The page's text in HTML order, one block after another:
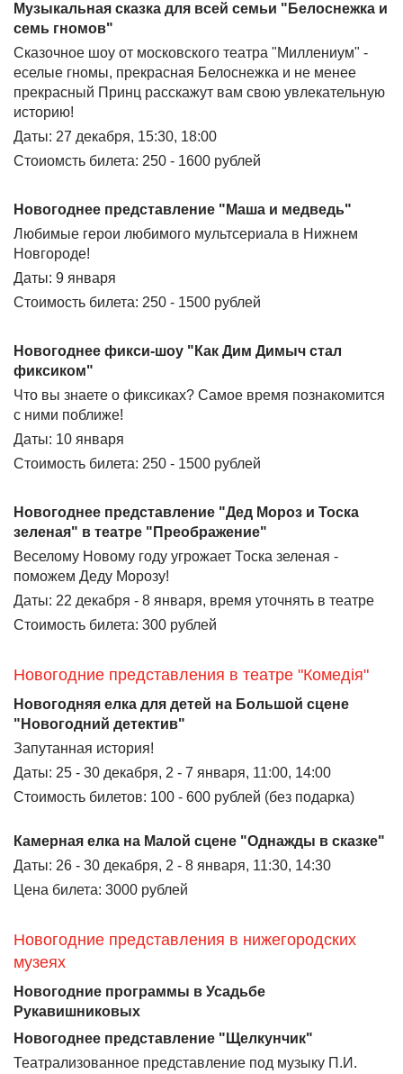
Музыкальная сказка для всей семьи "Белоснежка и
семь гномов"
Сказочное шоу от московского театра "Миллениум" -
еселые гномы, прекрасная Белоснежка и не менее
прекрасный Принц расскажут вам свою увлекательную
историю!
Даты: 27 декабря, 15:30, 18:00
Стоиомсть билета: 250 - 1600 рублей
Новогоднее представление "Маша и медведь"
Любимые герои любимого мультсериала в Нижнем
Новгороде!
Даты: 9 января
Стоимость билета: 250 - 1500 рублей
Новогоднее фикси-шоу "Как Дим Димыч стал
фиксиком"
Что вы знаете о фиксиках? Самое время познакомится
с ними поближе!
Даты: 10 января
Стоимость билета: 250 - 1500 рублей
Новогоднее представление "Дед Мороз и Тоска
зеленая" в театре "Преображение"
Веселому Новому году угрожает Тоска зеленая -
поможем Деду Морозу!
Даты: 22 декабря - 8 января, время уточнять в театре
Стоимость билета: 300 рублей
Новогодние представления в театре "Комедiя"
Новогодняя елка для детей на Большой сцене
"Новогодний детектив"
Запутанная история!
Даты: 25 - 30 декабря, 2 - 7 января, 11:00, 14:00
Стоимость билетов: 100 - 600 рублей (без подарка)
Камерная елка на Малой сцене "Однажды в сказке"
Даты: 26 - 30 декабря, 2 - 8 января, 11:30, 14:30
Цена билета: 3000 рублей
Новогодние представления в нижегородских
музеях
Новогодние программы в Усадьбе
Рукавишниковых
Новогоднее представление "Щелкунчик"
Театрализованное представление под музыку П.И.